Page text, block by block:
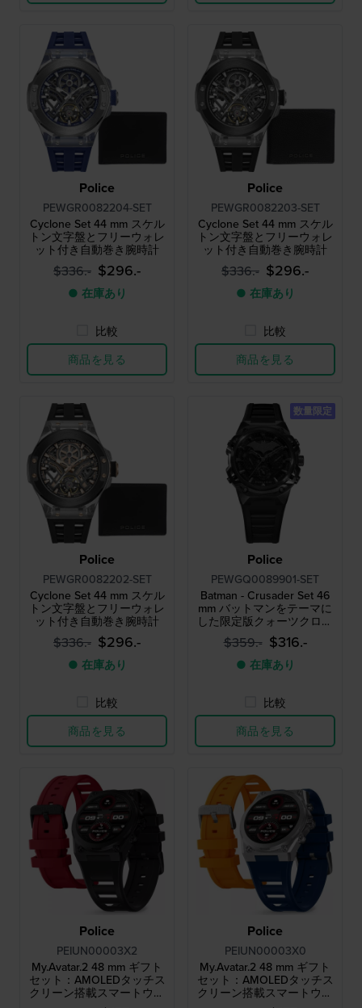
Police
PEWGR0082204-SET
Cyclone Set 44 mm スケル
トン文字盤とフリーウォレ
ット付き自動巻き腕時計
$336.- $296.-
● 在庫あり
比較
商品を見る
Police
PEWGR0082203-SET
Cyclone Set 44 mm スケル
トン文字盤とフリーウォレ
ット付き自動巻き腕時計
$336.- $296.-
● 在庫あり
比較
商品を見る
Police
PEWGR0082202-SET
Cyclone Set 44 mm スケル
トン文字盤とフリーウォレ
ット付き自動巻き腕時計
$336.- $296.-
● 在庫あり
比較
商品を見る
Police
PEWGQ0089901-SET
Batman - Crusader Set 46
mm バットマンをテーマに
した限定版クォーツクロノ
グラフ（ブレスレット無料
付属）
$359.- $316.-
● 在庫あり
比較
商品を見る
数量限定
Police
PEIUN00003X2
My.Avatar.2 48 mm ギフト
セット：AMOLEDタッチス
クリーン搭載スマートウォ
Police
PEIUN00003X0
My.Avatar.2 48 mm ギフト
セット：AMOLEDタッチス
クリーン搭載スマートウォ